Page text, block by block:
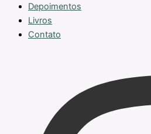
Depoimentos
Livros
Contato